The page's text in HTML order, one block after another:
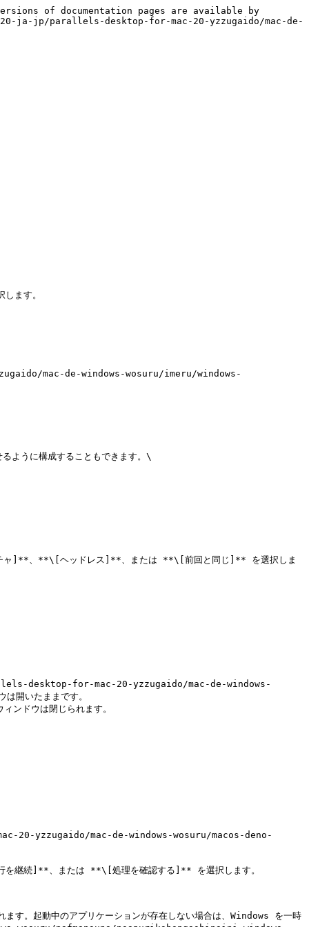
of documentation pages are available by
ja-jp/parallels-desktop-for-mac-20-yzzugaido/mac-de-
ます。
mac-de-windows-wosuru/imeru/windows-
ように構成することもできます。\
]**、**\[ヘッドレス]**、または **\[前回と同じ]** を選択しま
desktop-for-mac-20-yzzugaido/mac-de-windows-
開いたままです。
ンドウは閉じられます。
20-yzzugaido/mac-de-windows-wosuru/macos-deno-
継続]**、または **\[処理を確認する]** を選択します。
。起動中のアプリケーションが存在しない場合は、Windows を一時